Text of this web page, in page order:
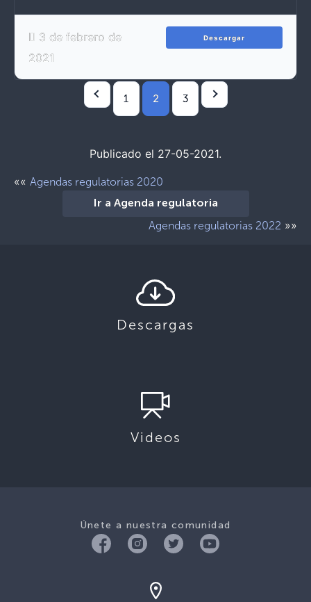
3 de febrero de
2021
Descargar
1 2 3
Publicado el 27-05-2021.
«« Agendas regulatorias 2020
Ir a Agenda regulatoria
Agendas regulatorias 2022 »»
Descargas
Videos
Únete a nuestra comunidad